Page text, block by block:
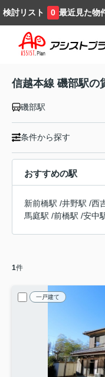
検討リスト 0 最近見た物
信越本線 磯部駅の
磯部駅
条件から探す
おすすめの駅
新前橋駅 /井野駅 /西
馬庭駅 /前橋駅 /安中
1件
一戸建て